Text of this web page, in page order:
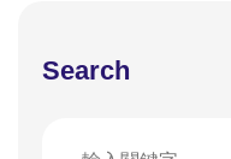
Search